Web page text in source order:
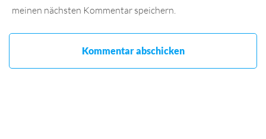
meinen nächsten Kommentar speichern.